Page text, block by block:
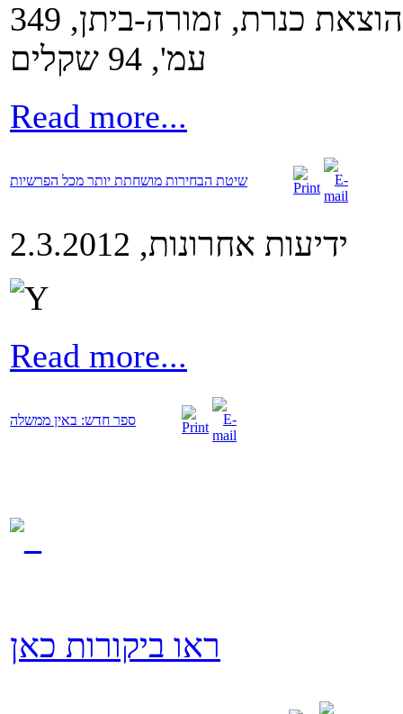
אמנון רובינשטיין ואדם וולפסון. הוצאת כנרת, זמורה-ביתן, 349
עמ', 94 שקלים
Read more...
שיטת הבחירות מושחתת יותר מכל הפרשיות
ידיעות אחרונות, 2.3.2012
Read more...
ספר חדש: באין ממשלה
ראו ביקורות כאן